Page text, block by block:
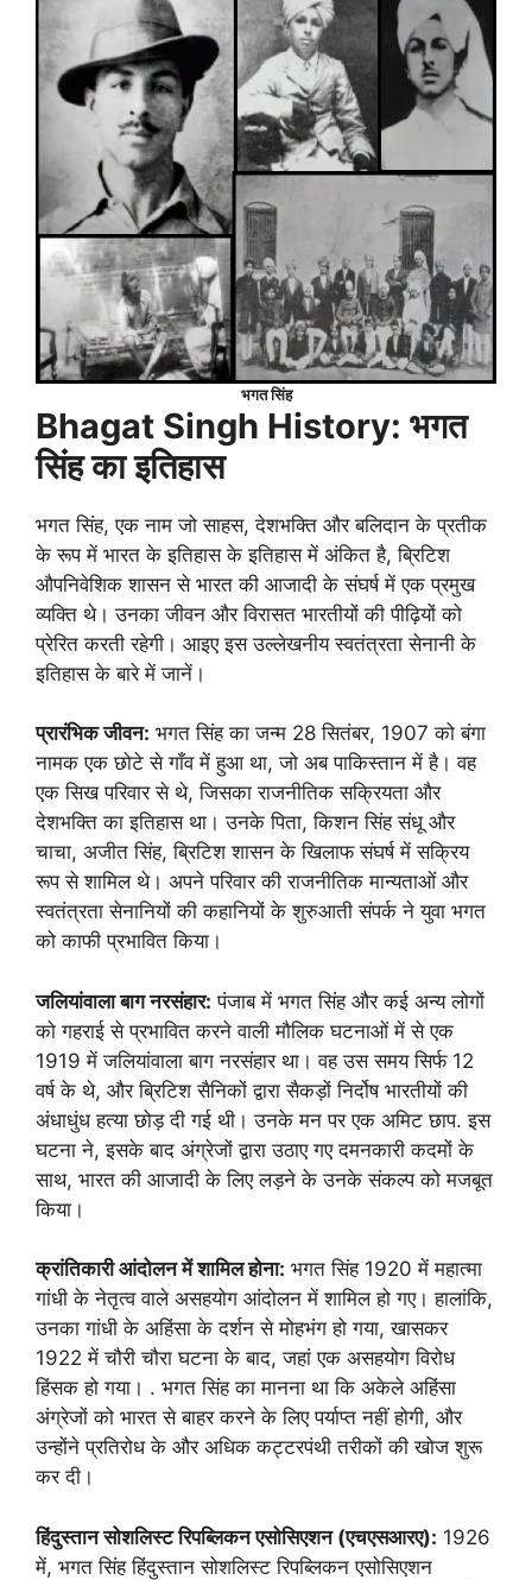
भगत सिंह
Bhagat Singh History: भगत
सिंह का इतिहास
भगत सिंह, एक नाम जो साहस, देशभक्ति और बलिदान के प्रतीक
के रूप में भारत के इतिहास के इतिहास में अंकित है, ब्रिटिश
औपनिवेशिक शासन से भारत की आजादी के संघर्ष में एक प्रमुख
व्यक्ति थे। उनका जीवन और विरासत भारतीयों की पीढ़ियों को
प्रेरित करती रहेगी। आइए इस उल्लेखनीय स्वतंत्रता सेनानी के
इतिहास के बारे में जानें।
प्रारंभिक जीवन: भगत सिंह का जन्म 28 सितंबर, 1907 को बंगा
नामक एक छोटे से गाँव में हुआ था, जो अब पाकिस्तान में है। वह
एक सिख परिवार से थे, जिसका राजनीतिक सक्रियता और
देशभक्ति का इतिहास था। उनके पिता, किशन सिंह संधू और
चाचा, अजीत सिंह, ब्रिटिश शासन के खिलाफ संघर्ष में सक्रिय
रूप से शामिल थे। अपने परिवार की राजनीतिक मान्यताओं और
स्वतंत्रता सेनानियों की कहानियों के शुरुआती संपर्क ने युवा भगत
को काफी प्रभावित किया।
जलियांवाला बाग नरसंहार: पंजाब में भगत सिंह और कई अन्य लोगों
को गहराई से प्रभावित करने वाली मौलिक घटनाओं में से एक
1919 में जलियांवाला बाग नरसंहार था। वह उस समय सिर्फ 12
वर्ष के थे, और ब्रिटिश सैनिकों द्वारा सैकड़ों निर्दोष भारतीयों की
अंधाधुंध हत्या छोड़ दी गई थी। उनके मन पर एक अमिट छाप. इस
घटना ने, इसके बाद अंग्रेजों द्वारा उठाए गए दमनकारी कदमों के
साथ, भारत की आजादी के लिए लड़ने के उनके संकल्प को मजबूत
किया।
क्रांतिकारी आंदोलन में शामिल होना: भगत सिंह 1920 में महात्मा
गांधी के नेतृत्व वाले असहयोग आंदोलन में शामिल हो गए। हालांकि,
उनका गांधी के अहिंसा के दर्शन से मोहभंग हो गया, खासकर
1922 में चौरी चौरा घटना के बाद, जहां एक असहयोग विरोध
हिंसक हो गया। . भगत सिंह का मानना ​​था कि अकेले अहिंसा
अंग्रेजों को भारत से बाहर करने के लिए पर्याप्त नहीं होगी, और
उन्होंने प्रतिरोध के और अधिक कट्टरपंथी तरीकों की खोज शुरू
कर दी।
हिंदुस्तान सोशलिस्ट रिपब्लिकन एसोसिएशन (एचएसआरए): 1926
में, भगत सिंह हिंदुस्तान सोशलिस्ट रिपब्लिकन एसोसिएशन